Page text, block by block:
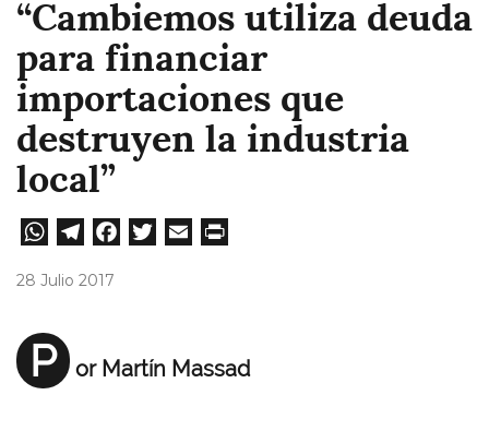
“Cambiemos utiliza deuda
para financiar
importaciones que
destruyen la industria
local”
W
A
pp
Te
m
Fa
28 Julio 2017
P or Martín Massad